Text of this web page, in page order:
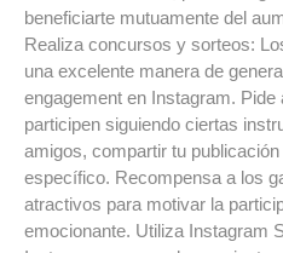
beneficiarte mutuamente del
Realiza concursos y sorteos:
una excelente manera de
engagement en Instagram.
participen siguiendo ciertas
amigos, compartir tu
específico. Recompensa a los
atractivos para motivar la
emocionante. Utiliza Instagram